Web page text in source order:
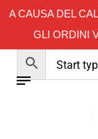
A CAUSA DEL
GLI ORDINI